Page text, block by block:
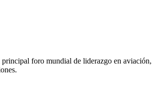
foro mundial de liderazgo en aviación,